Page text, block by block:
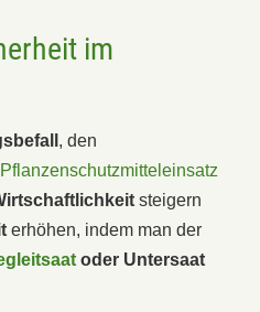
im
, den
Pflanzenschutzmitteleinsatz
steigern
erhöhen, indem man der
oder Untersaat